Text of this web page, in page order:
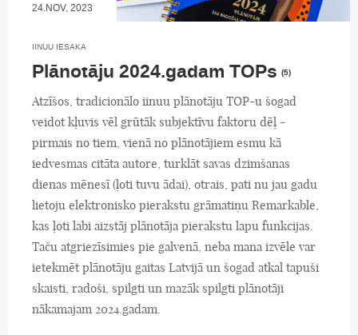
24.NOV, 2023
IINUU IESAKA
Plānotāju 2024.gadam TOPs (5)
Atzīšos, tradicionālo iinuu plānotāju TOP-u šogad
veidot kļuvis vēl grūtāk subjektīvu faktoru dēļ -
pirmais no tiem, vienā no plānotājiem esmu kā
iedvesmas citāta autore, turklāt savas dzimšanas
dienas mēnesī (ļoti tuvu ādai), otrais, pati nu jau gadu
lietoju elektronisko pierakstu grāmatiņu Remarkable,
kas ļoti labi aizstāj plānotāja pierakstu lapu funkcijas.
Taču atgriezīsimies pie galvenā, neba mana izvēle var
ietekmēt plānotāju gaitas Latvijā un šogad atkal tapuši
skaisti, radoši, spilgti un mazāk spilgti plānotāji
nākamajam 2024.gadam.